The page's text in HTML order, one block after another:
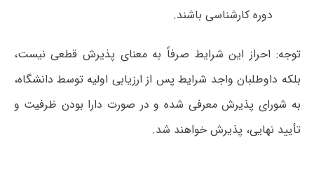
دوره کارشناسی باشند.
توجه: احراز این شرایط صرفاً به معنای پذیرش قطعی نیست،
بلکه داوطلبان واجد شرایط پس از ارزیابی اولیه توسط دانشگاه،
به شورای پذیرش معرفی شده و در صورت دارا بودن ظرفیت و
تأیید نهایی، پذیرش خواهند شد.